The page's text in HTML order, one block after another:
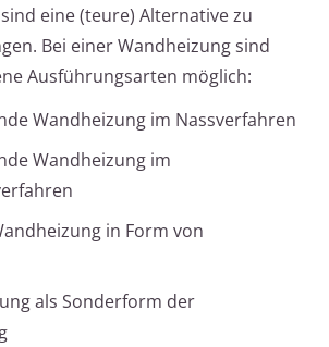
eine (teure) Alternative zu
Bei einer Wandheizung sind
Ausführungsarten möglich:
Wandheizung im Nassverfahren
Wandheizung im
in Form von
als Sonderform der